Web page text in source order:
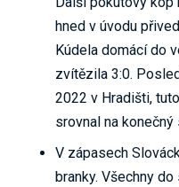
hned v úvodu
Kúdela domácí do
zvítězila 3:0.
2022 v Hradišti,
srovnal na konečný
V zápasech
branky. Všechny